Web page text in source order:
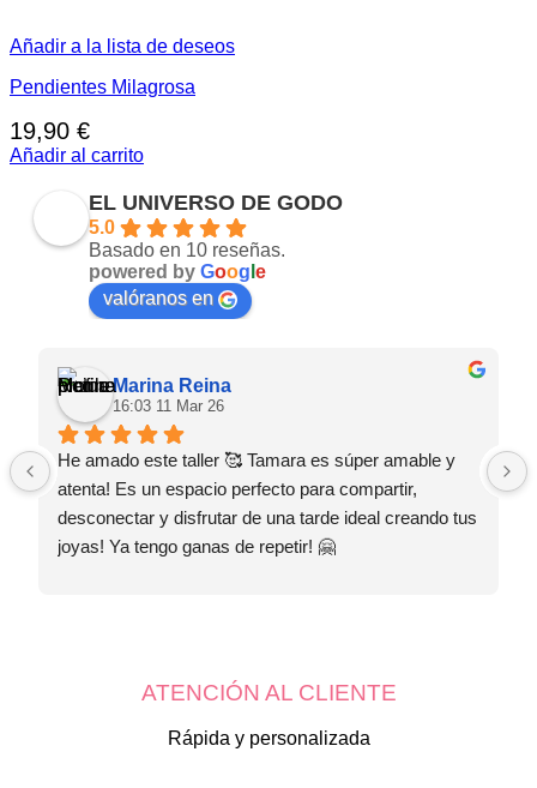
Añadir a la lista de deseos
Pendientes Milagrosa
19,90 €
Añadir al carrito
EL UNIVERSO DE GODO
5.0
Basado en 10 reseñas.
powered by Goog e
valóranos en
Marina Reina
16:03 11 Mar 26
He amado este taller 🥰 Tamara es súper amable y
atenta! Es un espacio perfecto para compartir,
desconectar y disfrutar de una tarde ideal creando tus
joyas! Ya tengo ganas de repetir! 🤗
ATENCIÓN AL CLIENTE
Rápida y personalizada